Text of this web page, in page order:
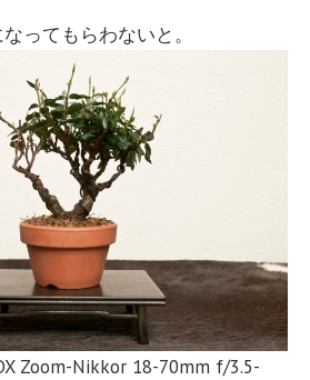
ってもらわないと。
Zoom-Nikkor 18-70mm f/3.5-